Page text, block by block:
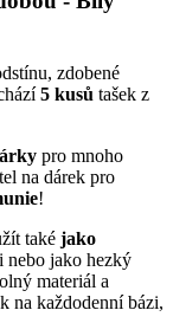
zdobené
5 kusů tašek z
pro mnoho
na dárek pro
!
také jako
nebo jako hezký
materiál a
na každodenní bázi,